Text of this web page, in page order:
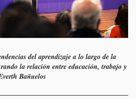
del aprendizaje a lo largo de la
la relación entre educación, trabajo y
Bañuelos